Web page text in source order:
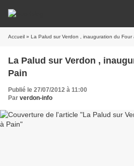
Accueil » La Palud sur Verdon , inauguration du Four
La Palud sur Verdon ,
Pain
Publié le 27/07/2012 à 11:00
Par verdon-info